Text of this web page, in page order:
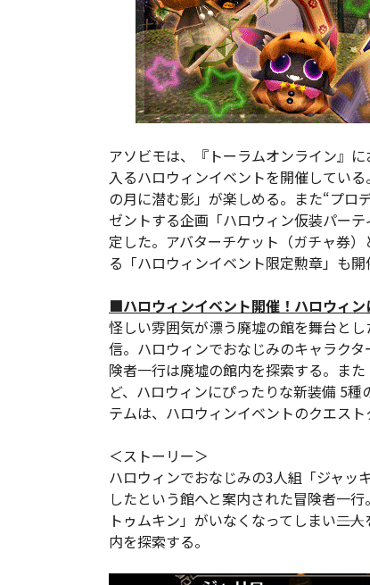
アソビモは、『トーラムオンライン』
入るハロウィンイベントを開催してい
の月に潜む影」が楽しめる。また“プロ
ゼントする企画「ハロウィン仮装パー
定した。アバターチケット（ガチャ券
る「ハロウィンイベント限定勲章」も開
■ハロウィンイベント開催！ハロウィ
怪しい雰囲気が漂う廃墟の館を舞台と
信。ハロウィンでおなじみのキャラク
険者一行は廃墟の館内を探索する。ま
ど、ハロウィンにぴったりな新装備 5
テムは、ハロウィンイベントのクエスト
＜ストーリー＞
ハロウィンでおなじみの3人組「ジャッ
したという館へと案内された冒険者一
トゥムキン」がいなくなってしまい――
内を探索する。